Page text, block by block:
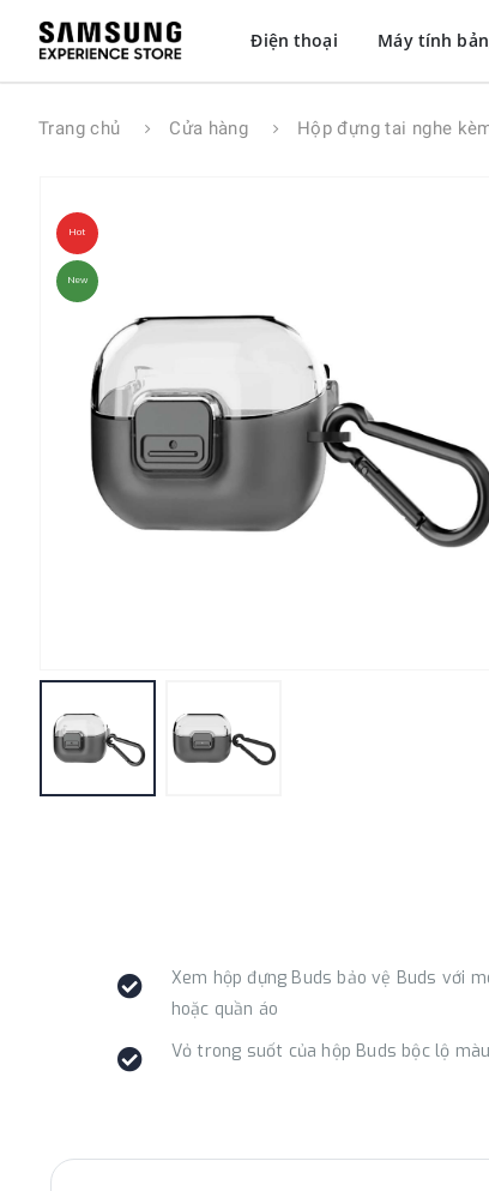
Điện thoại Máy tính
Trang chủ Cửa hàng Hộp đựng tai nghe
Hot
New
Xem hộp đựng Buds bảo vệ Buds với
hoặc quần áo
Vỏ trong suốt của hộp Buds bộc lộ